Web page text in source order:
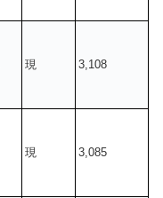
現 3,108
現 3,085